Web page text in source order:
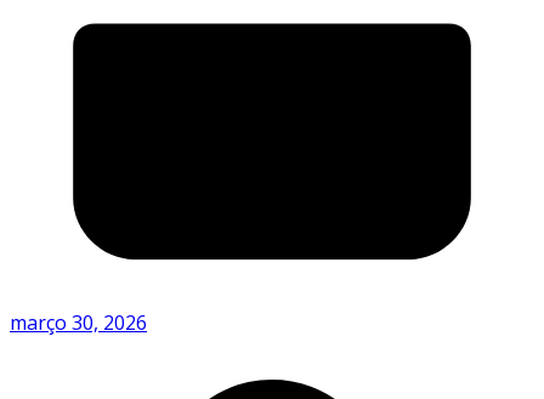
março 30, 2026